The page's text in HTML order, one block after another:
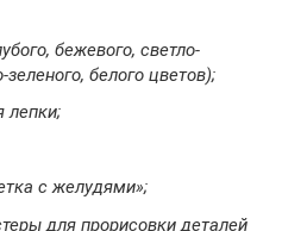
бежевого, светло-
зеленого, белого цветов);
лепки;
с желудями»;
для прорисовки деталей